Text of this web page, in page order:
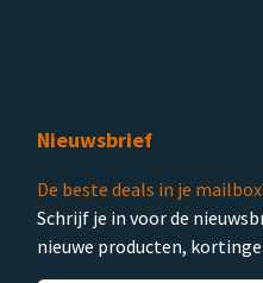
Nieuwsbrief
De beste deals in je
Schrijf je in voor de
nieuwe producten,